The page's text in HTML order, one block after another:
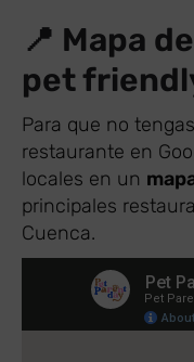
📍 Mapa
pet
Para que no
restaurante en
locales en un
principales
Cuenca.